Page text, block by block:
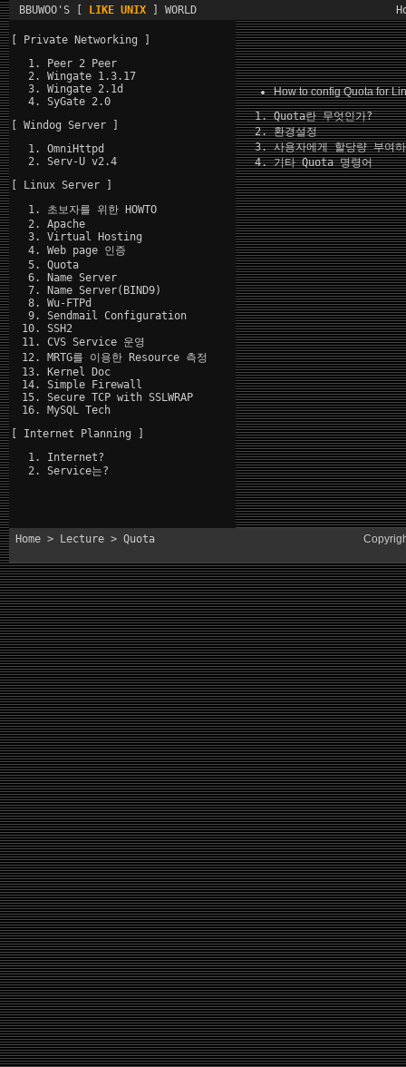
BBUWOO'S [ LIKE UNIX ] WORLD
[ Private Networking ]
Peer 2 Peer
Wingate 1.3.17
Wingate 2.1d
SyGate 2.0
[ Windog Server ]
OmniHttpd
Serv-U v2.4
[ Linux Server ]
초보자를 위한 HOWTO
Apache
Virtual Hosting
Web page 인증
Quota
Name Server
Name Server(BIND9)
Wu-FTPd
Sendmail Configuration
SSH2
CVS Service 운영
MRTG를 이용한 Resource 측정
Kernel Doc
Simple Firewall
Secure TCP with SSLWRAP
MySQL Tech
[ Internet Planning ]
Internet?
Service는?
How to config Quota for
Quota란 무엇인가?
환경설정
사용자에게 할당량 부여
기타 Quota 명령어
Home > Lecture > Quota